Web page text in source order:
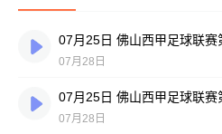
07月28日
07月28日